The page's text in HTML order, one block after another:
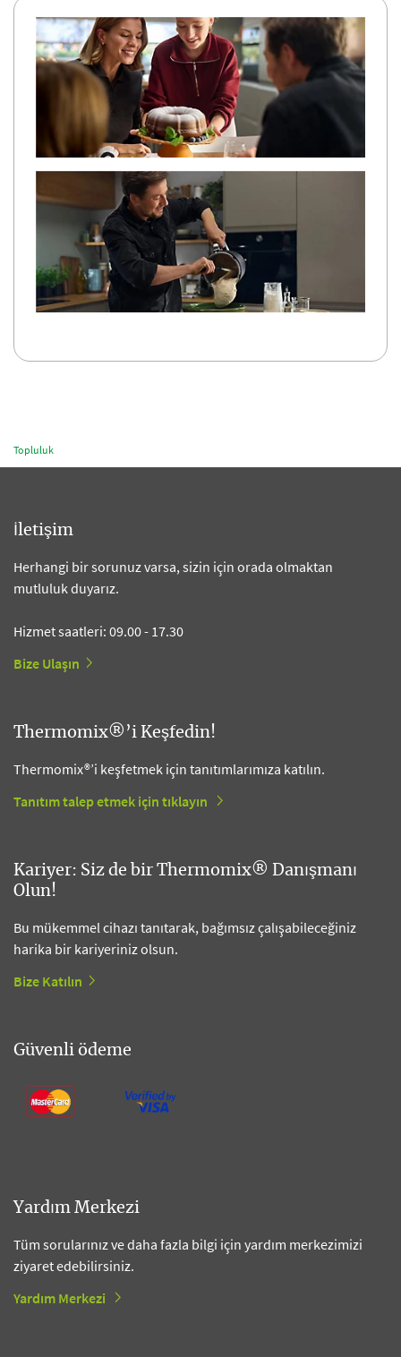
Topluluk
İletişim
Herhangi bir sorunuz varsa, sizin için orada olmaktan
mutluluk duyarız.
Hizmet saatleri: 09.00 - 17.30
Bize Ulaşın
Thermomix®’i Keşfedin!
Thermomix®’i keşfetmek için tanıtımlarımıza katılın.
Tanıtım talep etmek için tıklayın
Kariyer: Siz de bir Thermomix® Danışmanı
Olun!
Bu mükemmel cihazı tanıtarak, bağımsız çalışabileceğiniz
harika bir kariyeriniz olsun.
Bize Katılın
Güvenli ödeme
Yardım Merkezi
Tüm sorularınız ve daha fazla bilgi için yardım merkezimizi
ziyaret edebilirsiniz.
Yardım Merkezi